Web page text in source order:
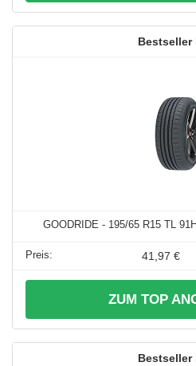
GOODRIDE - 195/65 R15 TL
41,97 €
ZUM TOP